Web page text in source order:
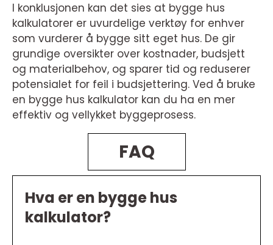
I konklusjonen kan det sies at bygge hus
kalkulatorer er uvurdelige verktøy for enhver
som vurderer å bygge sitt eget hus. De gir
grundige oversikter over kostnader, budsjett
og materialbehov, og sparer tid og reduserer
potensialet for feil i budsjettering. Ved å bruke
en bygge hus kalkulator kan du ha en mer
effektiv og vellykket byggeprosess.
FAQ
Hva er en bygge hus
kalkulator?